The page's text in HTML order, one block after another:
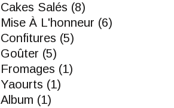
Cakes Salés (8)
Mise À L'honneur (6)
Confitures (5)
Goûter (5)
Fromages (1)
Yaourts (1)
Album (1)